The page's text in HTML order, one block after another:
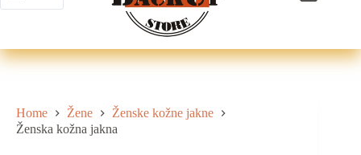
Home Žene
Ženske kožne jakne
Ženska kožna jakna